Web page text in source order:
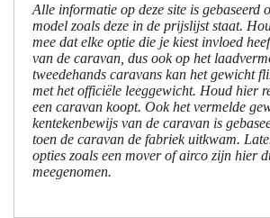
Alle informatie op deze site is gebaseerd
model zoals deze in de prijslijst staat.
mee dat elke optie die je kiest invloed
van de caravan, dus ook op het
tweedehands caravans kan het gewicht
met het officiële leeggewicht. Houd hier
een caravan koopt. Ook het vermelde
kentekenbewijs van de caravan is
toen de caravan de fabriek uitkwam.
opties zoals een mover of airco zijn hier
meegenomen.